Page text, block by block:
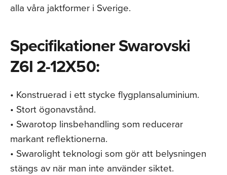
alla våra jaktformer i Sverige.
Specifikationer Swarovski
Z6I 2-12X50:
• Konstruerad i ett stycke flygplansaluminium.
• Stort ögonavstånd.
• Swarotop linsbehandling som reducerar
markant reflektionerna.
• Swarolight teknologi som gör att belysningen
stängs av när man inte använder siktet.